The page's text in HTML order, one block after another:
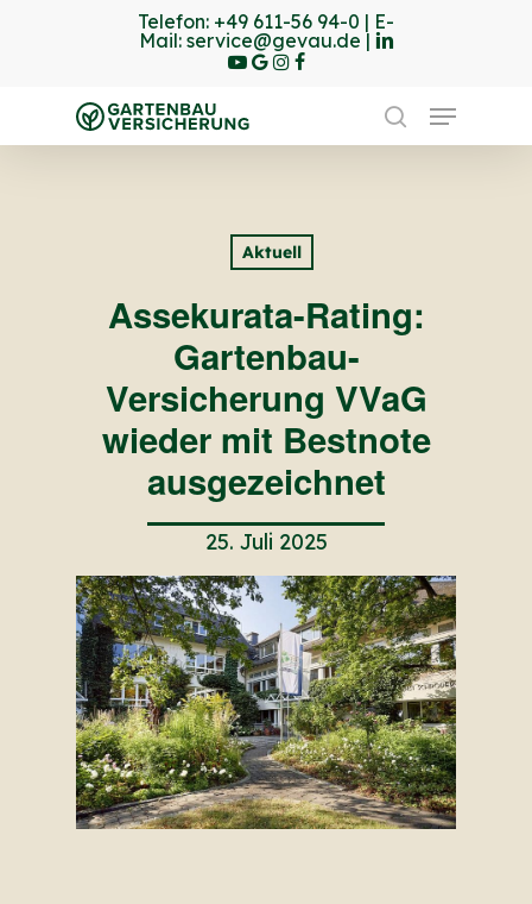
content
Telefon: +49 611-56 94-0 | E-
Mail: service@gevau.de | linkedin
youtube
google-
plus
instagram
Facebook
search
Menu
Aktuell
Assekurata-Rating:
Gartenbau-
Versicherung VVaG
wieder mit Bestnote
ausgezeichnet
25. Juli 2025